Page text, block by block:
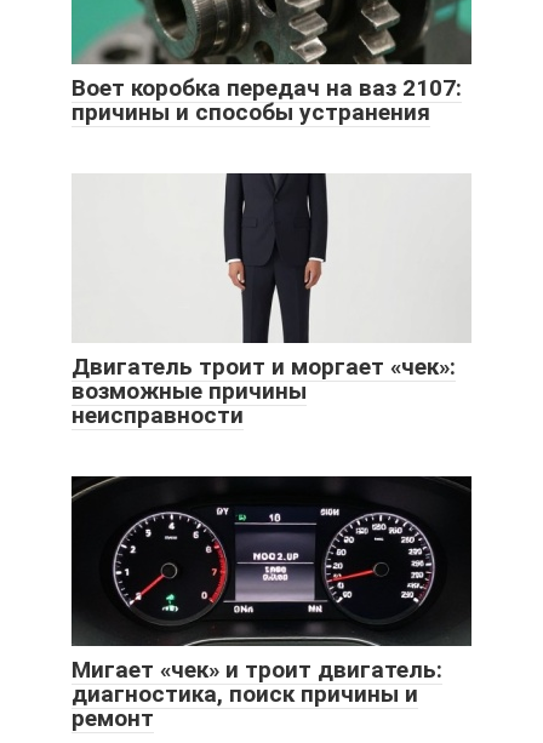
Воет коробка передач на ваз 2107:
причины и способы устранения
Двигатель троит и моргает «чек»:
возможные причины
неисправности
Мигает «чек» и троит двигатель:
диагностика, поиск причины и
ремонт